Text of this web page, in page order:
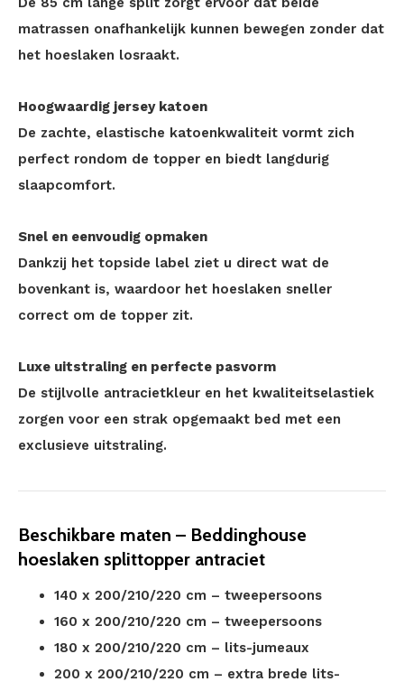
matrassen onafhankelijk kunnen bewegen zonder dat
het hoeslaken losraakt.
Hoogwaardig jersey katoen
De zachte, elastische katoenkwaliteit vormt zich
perfect rondom de topper en biedt langdurig
slaapcomfort.
Snel en eenvoudig opmaken
Dankzij het topside label ziet u direct wat de
bovenkant is, waardoor het hoeslaken sneller
correct om de topper zit.
Luxe uitstraling en perfecte pasvorm
De stijlvolle antracietkleur en het kwaliteitselastiek
zorgen voor een strak opgemaakt bed met een
exclusieve uitstraling.
Beschikbare maten – Beddinghouse
hoeslaken splittopper antraciet
140 x 200/210/220 cm – tweepersoons
160 x 200/210/220 cm – tweepersoons
180 x 200/210/220 cm – lits-jumeaux
200 x 200/210/220 cm – extra brede lits-